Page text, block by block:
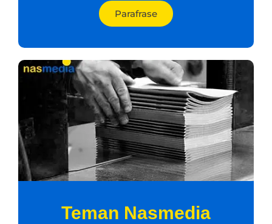
Parafrase
Teman Nasmedia